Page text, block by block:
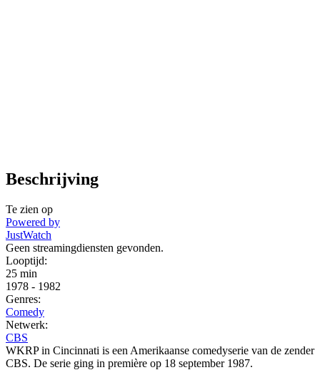
Beschrijving
Te zien op
Powered by
JustWatch
Geen streamingdiensten gevonden.
Looptijd:
25 min
1978 - 1982
Genres:
Comedy
Netwerk:
CBS
WKRP in Cincinnati is een Amerikaanse comedyserie van de zender
CBS. De serie ging in première op 18 september 1987.